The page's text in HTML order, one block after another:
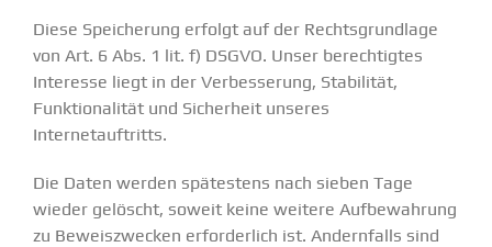
Diese Speicherung erfolgt auf der Rechtsgrundlage
von Art. 6 Abs. 1 lit. f) DSGVO. Unser berechtigtes
Interesse liegt in der Verbesserung, Stabilität,
Funktionalität und Sicherheit unseres
Internetauftritts.
Die Daten werden spätestens nach sieben Tage
wieder gelöscht, soweit keine weitere Aufbewahrung
zu Beweiszwecken erforderlich ist. Andernfalls sind